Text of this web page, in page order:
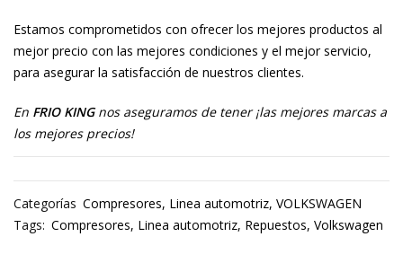
Estamos comprometidos con ofrecer los mejores productos al
mejor precio con las mejores condiciones y el mejor servicio,
para asegurar la satisfacción de nuestros clientes.
En FRIO KINGnos aseguramos de tener ¡las mejores marcas a
los mejores precios!
Categorías Compresores, Linea automotriz, VOLKSWAGEN
Tags: Compresores, Linea automotriz, Repuestos, Volkswagen